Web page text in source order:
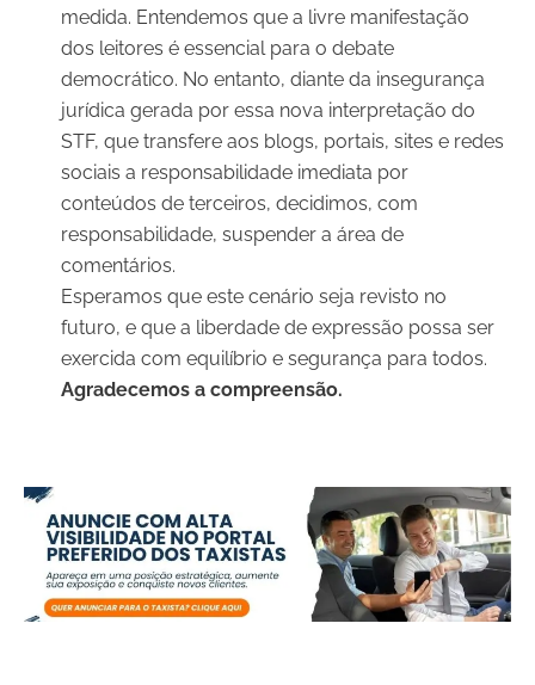
medida. Entendemos que a livre manifestação
dos leitores é essencial para o debate
democrático. No entanto, diante da insegurança
jurídica gerada por essa nova interpretação do
STF, que transfere aos blogs, portais, sites e redes
sociais a responsabilidade imediata por
conteúdos de terceiros, decidimos, com
responsabilidade, suspender a área de
comentários.
Esperamos que este cenário seja revisto no
futuro, e que a liberdade de expressão possa ser
exercida com equilíbrio e segurança para todos.
Agradecemos a compreensão.